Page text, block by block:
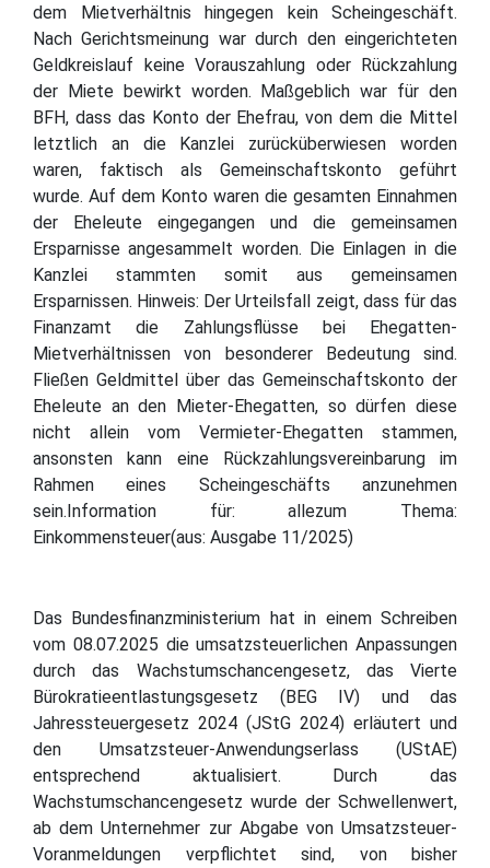
dem Mietverhältnis hingegen kein Scheingeschäft.
Nach Gerichtsmeinung war durch den eingerichteten
Geldkreislauf keine Vorauszahlung oder Rückzahlung
der Miete bewirkt worden. Maßgeblich war für den
BFH, dass das Konto der Ehefrau, von dem die Mittel
letztlich an die Kanzlei zurücküberwiesen worden
waren, faktisch als Gemeinschaftskonto geführt
wurde. Auf dem Konto waren die gesamten Einnahmen
der Eheleute eingegangen und die gemeinsamen
Ersparnisse angesammelt worden. Die Einlagen in die
Kanzlei stammten somit aus gemeinsamen
Ersparnissen. Hinweis: Der Urteilsfall zeigt, dass für das
Finanzamt die Zahlungsflüsse bei Ehegatten-
Mietverhältnissen von besonderer Bedeutung sind.
Fließen Geldmittel über das Gemeinschaftskonto der
Eheleute an den Mieter-Ehegatten, so dürfen diese
nicht allein vom Vermieter-Ehegatten stammen,
ansonsten kann eine Rückzahlungsvereinbarung im
Rahmen eines Scheingeschäfts anzunehmen
sein.Information für: allezum Thema:
Einkommensteuer(aus: Ausgabe 11/2025)
Das Bundesfinanzministerium hat in einem Schreiben
vom 08.07.2025 die umsatzsteuerlichen Anpassungen
durch das Wachstumschancengesetz, das Vierte
Bürokratieentlastungsgesetz (BEG IV) und das
Jahressteuergesetz 2024 (JStG 2024) erläutert und
den Umsatzsteuer-Anwendungserlass (UStAE)
entsprechend aktualisiert. Durch das
Wachstumschancengesetz wurde der Schwellenwert,
ab dem Unternehmer zur Abgabe von Umsatzsteuer-
Voranmeldungen verpflichtet sind, von bisher